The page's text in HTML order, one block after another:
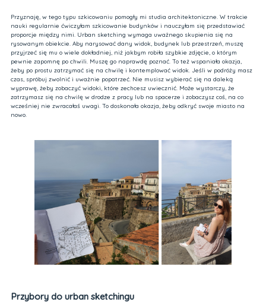
Przyznaję, w tego typu szkicowaniu pomogły mi studia architektoniczne. W trakcie
nauki regularnie ćwiczyłam szkicowanie budynków i nauczyłam się przedstawiać
proporcje między nimi. Urban sketching wymaga uważnego skupienia się na
rysowanym obiekcie. Aby narysować dany widok, budynek lub przestrzeń, muszę
przyjrzeć się mu o wiele dokładniej, niż jakbym robiła szybkie zdjęcie, o którym
pewnie zapomnę po chwili. Muszę go naprawdę poznać. To też wspaniała okazja,
żeby po prostu zatrzymać się na chwilę i kontemplować widok. Jeśli w podróży masz
czas, spróbuj zwolnić i uważnie popatrzeć. Nie musisz wybierać się na daleką
wyprawę, żeby zobaczyć widoki, które zechcesz uwiecznić. Może wystarczy, że
zatrzymasz się na chwilę w drodze z pracy lub na spacerze i zobaczysz coś, na co
wcześniej nie zwracałaś uwagi. To doskonała okazja, żeby odkryć swoje miasto na
nowo.
Przybory do urban sketchingu